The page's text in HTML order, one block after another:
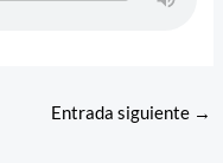
Entrada siguiente →